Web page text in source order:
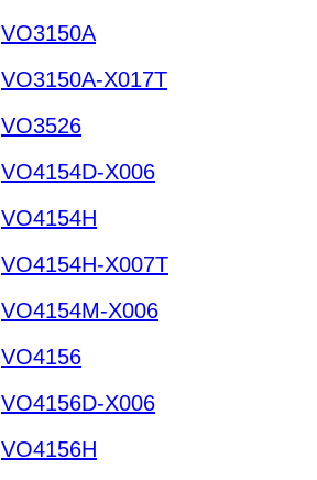
VO3150A
VO3150A-X017T
VO3526
VO4154D-X006
VO4154H
VO4154H-X007T
VO4154M-X006
VO4156
VO4156D-X006
VO4156H